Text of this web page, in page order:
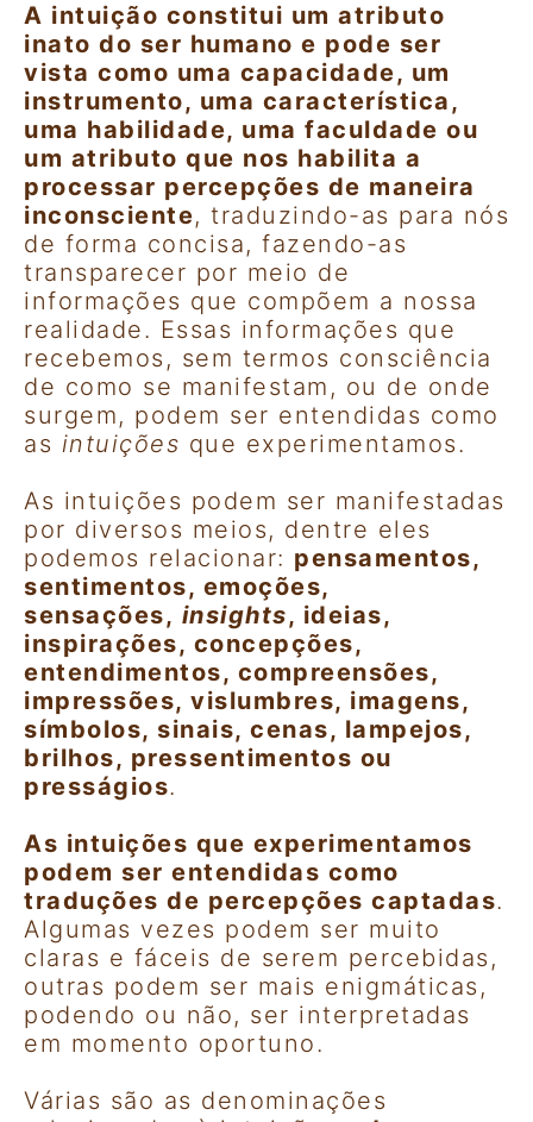
A intuição constitui um atributo
inato do ser humano e pode ser
vista como uma capacidade, um
instrumento, uma característica,
uma habilidade, uma faculdade ou
um atributo que nos habilita a
processar percepções de maneira
inconsciente, traduzindo-as para nós
de forma concisa, fazendo-as
transparecer por meio de
informações que compõem a nossa
realidade. Essas informações que
recebemos, sem termos consciência
de como se manifestam, ou de onde
surgem, podem ser entendidas como
as intuições que experimentamos.
As intuições podem ser manifestadas
por diversos meios, dentre eles
podemos relacionar: pensamentos,
sentimentos, emoções,
sensações, insights, ideias,
inspirações, concepções,
entendimentos, compreensões,
impressões, vislumbres, imagens,
símbolos, sinais, cenas, lampejos,
brilhos, pressentimentos ou
presságios.
As intuições que experimentamos
podem ser entendidas como
traduções de percepções captadas.
Algumas vezes podem ser muito
claras e fáceis de serem percebidas,
outras podem ser mais enigmáticas,
podendo ou não, ser interpretadas
em momento oportuno.
Várias são as denominações